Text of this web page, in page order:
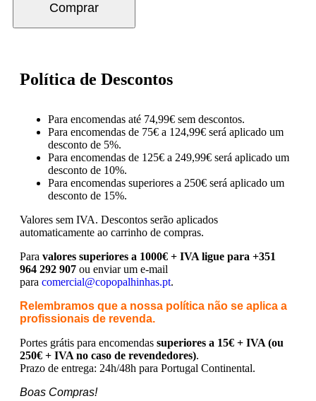
Comprar
Política de Descontos
Para encomendas até 74,99€ sem descontos.
Para encomendas de 75€ a 124,99€ será aplicado um
desconto de 5%.
Para encomendas de 125€ a 249,99€ será aplicado um
desconto de 10%.
Para encomendas superiores a 250€ será aplicado um
desconto de 15%.
Valores sem IVA. Descontos serão aplicados
automaticamente ao carrinho de compras.
Para valores superiores a 1000€ + IVA ligue para +351
964 292 907 ou enviar um e-mail
para comercial@copopalhinhas.pt.
Relembramos que a nossa política não se aplica a
profissionais de revenda.
Portes grátis para encomendas superiores a 15€ + IVA (ou
250€ + IVA no caso de revendedores).
Prazo de entrega: 24h/48h para Portugal Continental.
Boas Compras!